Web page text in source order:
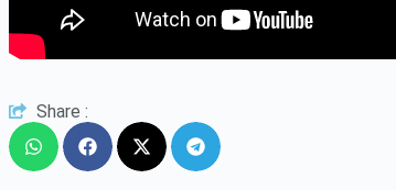
Share :